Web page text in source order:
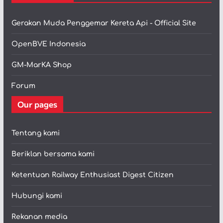
Gerakan Muda Penggemar Kereta Api - Official Site
OpenBVE Indonesia
GM-MarKA Shop
Forum
Our pages
Tentang kami
Beriklan bersama kami
Ketentuan Railway Enthusiast Digest Citizen
Hubungi kami
Rekanan media